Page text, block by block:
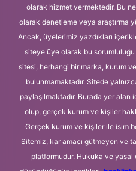
olarak hizmet vermektedir. Bu
olarak denetleme veya araştırma
Ancak, üyelerimiz yazdıkları
siteye üye olarak bu sorumluluğu
sitesi, herhangi bir marka, kurum
bulunmamaktadır. Sitede
paylaşılmaktadır. Burada yer
olup, gerçek kurum ve kişiler
Gerçek kurum ve kişiler ile isim
Sitemiz, kar amacı gütmeyen ve
platformudur. Hukuka ve yasal